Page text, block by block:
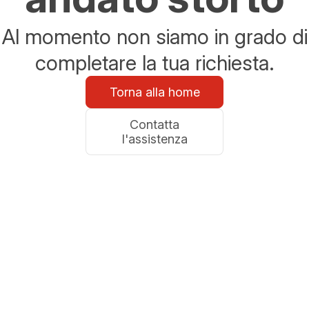
Al momento non siamo in grado di
completare la tua richiesta.
Torna alla home
Contatta
l'assistenza